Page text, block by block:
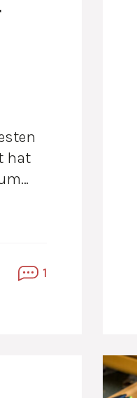
hat
1